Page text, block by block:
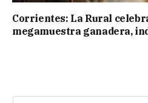
Corrientes: La Rural
megamuestra ganadera,